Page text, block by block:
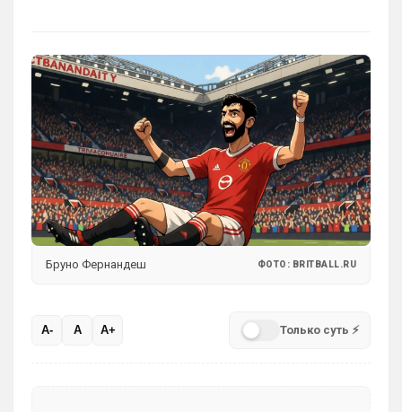
Бруно Фернандеш ФОТО: BRITBALL.RU
A- A A+ Только суть ⚡